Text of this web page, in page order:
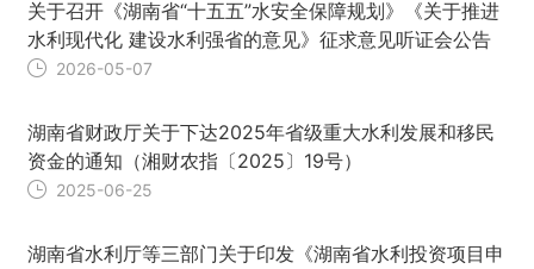
关于召开《湖南省“十五五”水安全保障规划》《关于推进
水利现代化 建设水利强省的意见》征求意见听证会公告
2026-05-07
湖南省财政厅关于下达2025年省级重大水利发展和移民
资金的通知（湘财农指〔2025〕19号）
2025-06-25
湖南省水利厅等三部门关于印发《湖南省水利投资项目申